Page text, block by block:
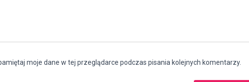
moje dane w tej przeglądarce podczas pisania kolejnych komentarzy.